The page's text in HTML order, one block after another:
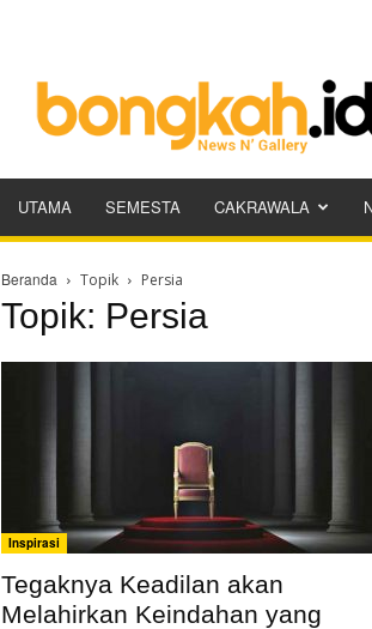
UTAMA SEMESTA CAKRAWALA
Beranda Topik Persia
Topik: Persia
Inspirasi
Tegaknya Keadilan akan
Melahirkan Keindahan yang